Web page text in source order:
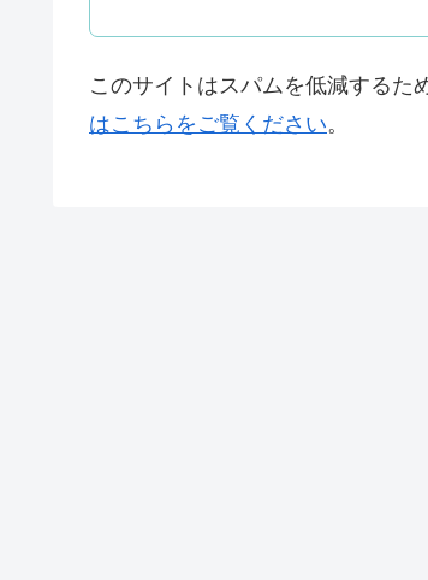
このサイトはスパムを低減するた
はこちらをご覧ください。